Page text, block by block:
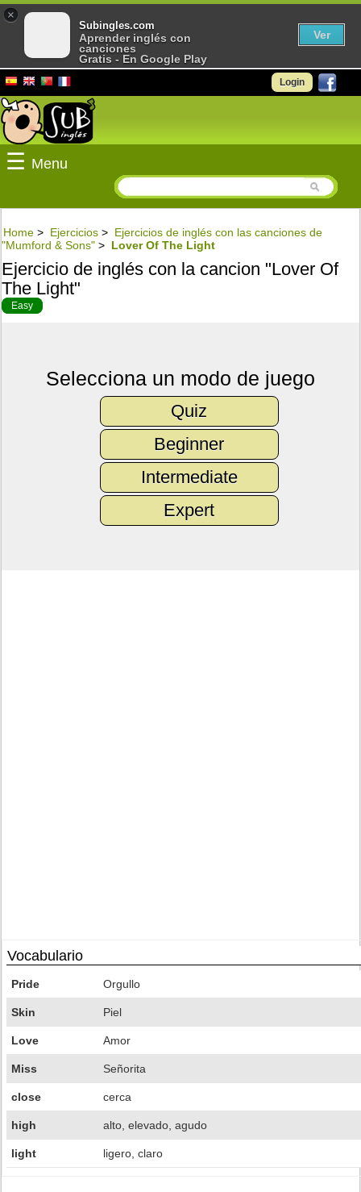
Login
☰ Menu
Home > Ejercicios > Ejercicios de inglés con las canciones de
"Mumford & Sons" > Lover Of The Light
Ejercicio de inglés con la cancion "Lover Of
The Light"
Easy
Selecciona un modo de juego
Quiz
Beginner
Intermediate
Expert
Vocabulario
Pride Orgullo
Skin Piel
Love Amor
Miss Señorita
close cerca
high alto, elevado, agudo
light ligero, claro
×
Subingles.com
Aprender inglés con
canciones
Gratis - En Google Play
Ver